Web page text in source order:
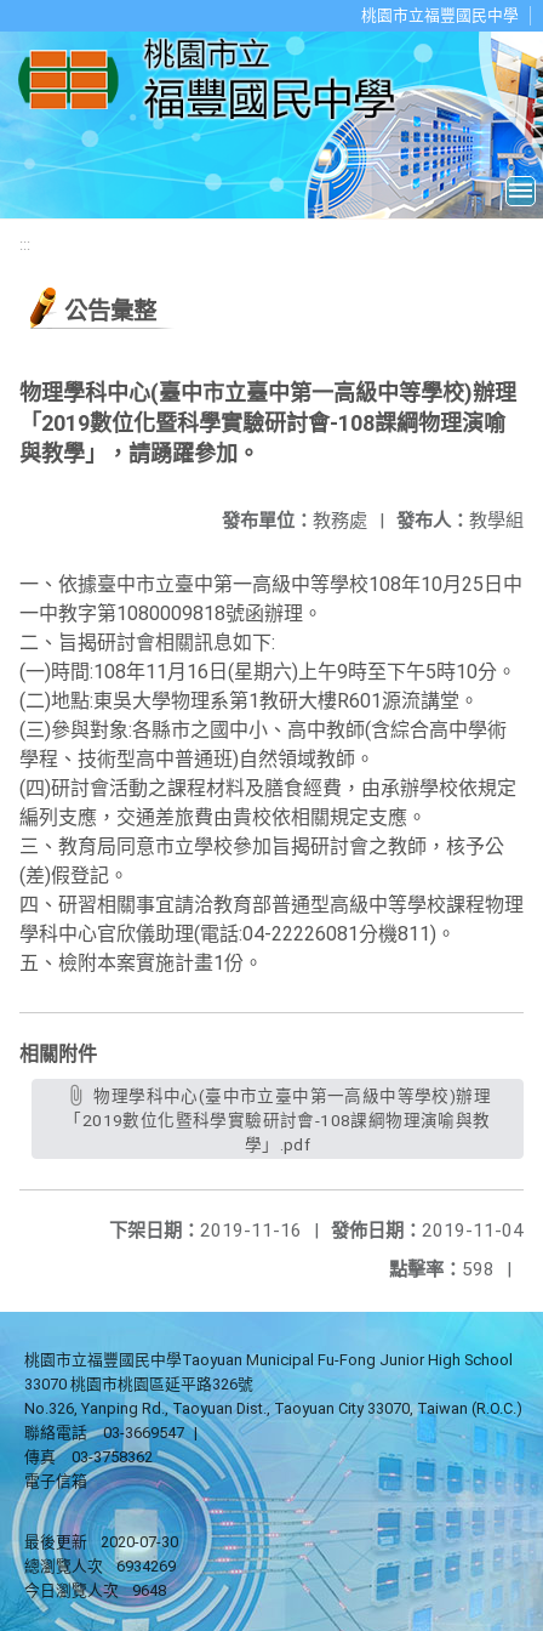
桃園市立福豐國民中學
:::
公告彙整
物理學科中心(臺中市立臺中第一高級中等學校)辦理
「2019數位化暨科學實驗研討會-108課綱物理演喻
與教學」，請踴躍參加。
發布人： 教學組
發布單位： 教務處 |
一、依據臺中市立臺中第一高級中等學校108年10月25日中
一中教字第1080009818號函辦理。
二、旨揭研討會相關訊息如下:
(一)時間:108年11月16日(星期六)上午9時至下午5時10分。
(二)地點:東吳大學物理系第1教研大樓R601源流講堂。
(三)參與對象:各縣市之國中小、高中教師(含綜合高中學術
學程、技術型高中普通班)自然領域教師。
(四)研討會活動之課程材料及膳食經費，由承辦學校依規定
編列支應，交通差旅費由貴校依相關規定支應。
三、教育局同意市立學校參加旨揭研討會之教師，核予公
(差)假登記。
四、研習相關事宜請洽教育部普通型高級中等學校課程物理
學科中心官欣儀助理(電話:04-22226081分機811)。
五、檢附本案實施計畫1份。
相關附件
物理學科中心(臺中市立臺中第一高級中等學校)辦理
「2019數位化暨科學實驗研討會-108課綱物理演喻與教
學」.pdf
發佈日期： 2019-11-04
下架日期： 2019-11-16
|
點擊率： 598 |
桃園市立福豐國民中學Taoyuan Municipal Fu-Fong Junior High School
33070 桃園市桃園區延平路326號
No.326, Yanping Rd., Taoyuan Dist., Taoyuan City 33070, Taiwan (R.O.C.)
聯絡電話
03-3669547 |
傳真
03-3758362
電子信箱
最後更新
2020-07-30
總瀏覽人次
6934269
今日瀏覽人次
9648